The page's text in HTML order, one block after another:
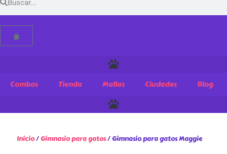
Combos Tienda Mallas Ciudades Blog
Inicio/Gimnasio para gatos/ Gimnasio para gatos Maggie